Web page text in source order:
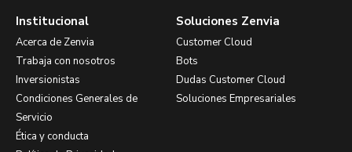
Institucional
Acerca de Zenvia
Trabaja con nosotros
Inversionistas
Condiciones Generales de
Servicio
Ética y conducta
Soluciones Zenvia
Customer Cloud
Bots
Dudas Customer Cloud
Soluciones Empresariales